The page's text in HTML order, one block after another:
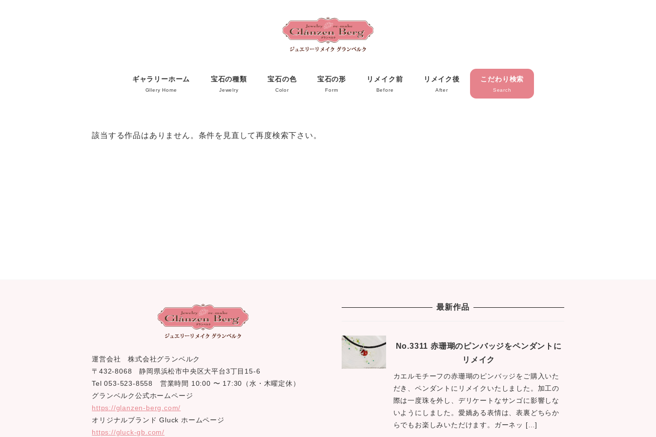
ギャラリーホーム
Gllery Home
宝石の種類
Jewelry
宝石の色
Color
宝石の形
Form
リメイク前
Before
リメイク後
After
こだわり検索
Search
該当する作品はありません。条件を見直して再度検索下さい。
運営会社 株式会社グランベルク
〒432-8068 静岡県浜松市中央区大平台3丁目15-6
Tel 053-523-8558 営業時間 10:00 〜 17:30（水・木曜定休）
グランベルク公式ホームページ
https://glanzen-berg.com/
オリジナルブランド Gluck ホームページ
https://gluck-gb.com/
最新作品
No.3311 赤珊瑚のピンバッジをペンダントに
リメイク
カエルモチーフの赤珊瑚のピンバッジをご購入いた
だき、ペンダントにリメイクいたしました。加工の
際は一度珠を外し、デリケートなサンゴに影響しな
いようにしました。愛嬌ある表情は、表裏どちらか
らでもお楽しみいただけます。ガーネッ […]